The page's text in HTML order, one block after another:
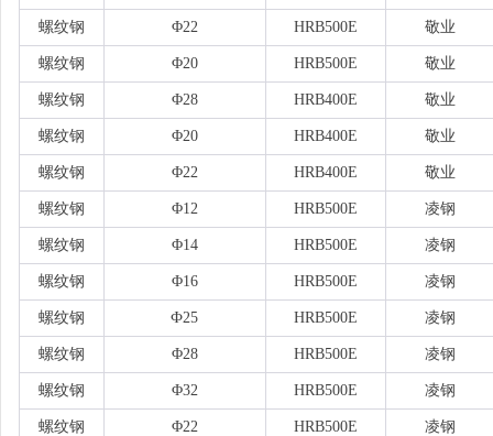
螺纹钢 Φ22 HRB500E 敬业
螺纹钢 Φ20 HRB500E 敬业
螺纹钢 Φ28 HRB400E 敬业
螺纹钢 Φ20 HRB400E 敬业
螺纹钢 Φ22 HRB400E 敬业
螺纹钢 Φ12 HRB500E 凌钢
螺纹钢 Φ14 HRB500E 凌钢
螺纹钢 Φ16 HRB500E 凌钢
螺纹钢 Ф25 HRB500E 凌钢
螺纹钢 Φ28 HRB500E 凌钢
螺纹钢 Φ32 HRB500E 凌钢
螺纹钢 Φ22 HRB500E 凌钢